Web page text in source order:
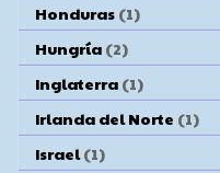
Honduras (1)
Hungría (2)
Inglaterra (1)
Irlanda del Norte (1)
Israel (1)